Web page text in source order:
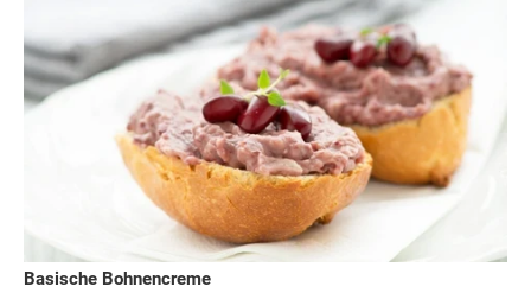
Basische Bohnencreme